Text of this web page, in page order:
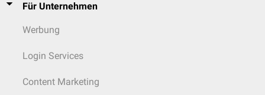
Für Unternehmen
Werbung
Login Services
Content Marketing